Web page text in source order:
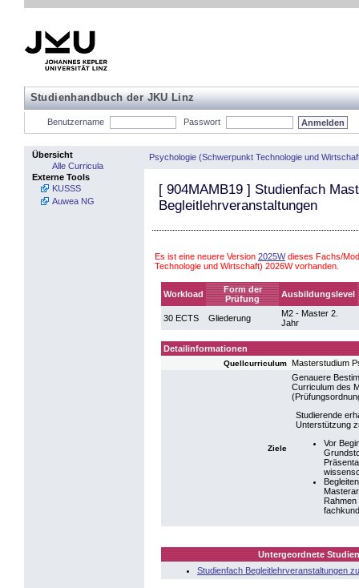
Studienhandbuch der JKU Linz
Benutzername Passwort
Übersicht
Alle Curricula
Externe Tools
KUSSS
Auwea NG
Psychologie (Schwerpunkt Technologie und
[ 904MAMB19 ] Studienfach
Begleitlehrveranstaltungen
Es ist eine neuere Version 2025Wdieses Fachs/
Technologie und Wirtschaft) 2026W vorhanden.
Workload
Form der
Prüfung
Ausbildungslevel
30 ECTS Gliederung
M2 - Master 2.
Jahr
Detailinformationen
Quellcurriculum Masterstudium
Ziele
Genauere
Curriculum des
Studierende
Unterstützung
Vor
Untergeordnete
Studienfach Begleitlehrveranstaltungen